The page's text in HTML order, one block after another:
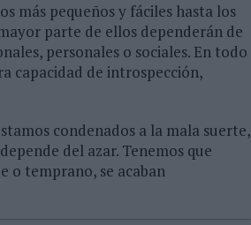
más pequeños y fáciles hasta los
parte de ellos dependerán de
personales o sociales. En todo
capacidad de introspección,
condenados a la mala suerte,
del azar. Tenemos que
o temprano, se acaban